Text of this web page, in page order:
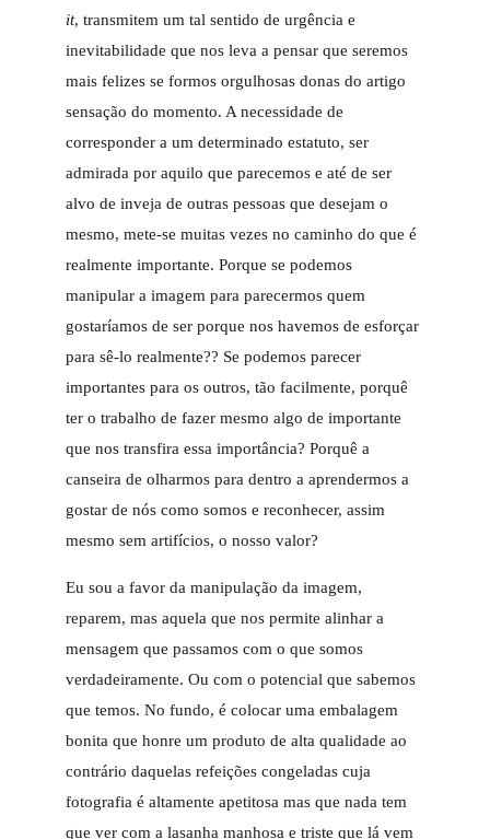
it, transmitem um tal sentido de urgência e
inevitabilidade que nos leva a pensar que seremos
mais felizes se formos orgulhosas donas do artigo
sensação do momento. A necessidade de
corresponder a um determinado estatuto, ser
admirada por aquilo que parecemos e até de ser
alvo de inveja de outras pessoas que desejam o
mesmo, mete-se muitas vezes no caminho do que é
realmente importante. Porque se podemos
manipular a imagem para parecermos quem
gostaríamos de ser porque nos havemos de esforçar
para sê-lo realmente?? Se podemos parecer
importantes para os outros, tão facilmente, porquê
ter o trabalho de fazer mesmo algo de importante
que nos transfira essa importância? Porquê a
canseira de olharmos para dentro a aprendermos a
gostar de nós como somos e reconhecer, assim
mesmo sem artifícios, o nosso valor?
Eu sou a favor da manipulação da imagem,
reparem, mas aquela que nos permite alinhar a
mensagem que passamos com o que somos
verdadeiramente. Ou com o potencial que sabemos
que temos. No fundo, é colocar uma embalagem
bonita que honre um produto de alta qualidade ao
contrário daquelas refeições congeladas cuja
fotografia é altamente apetitosa mas que nada tem
que ver com a lasanha manhosa e triste que lá vem